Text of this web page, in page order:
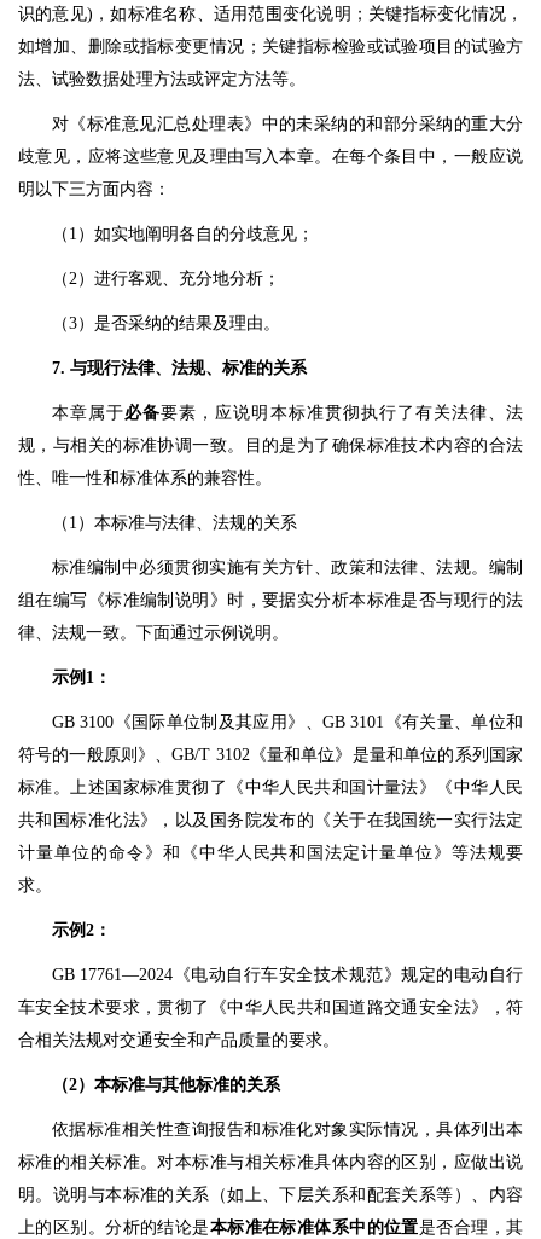
识的意见)，如标准名称、适用范围变化说明；关键指标变化情况，
如增加、删除或指标变更情况；关键指标检验或试验项目的试验方
法、试验数据处理方法或评定方法等。
对《标准意见汇总处理表》中的未采纳的和部分采纳的重大分
歧意见，应将这些意见及理由写入本章。在每个条目中，一般应说
明以下三方面内容：
（1）如实地阐明各自的分歧意见；
（2）进行客观、充分地分析；
（3）是否采纳的结果及理由。
7. 与现行法律、法规、标准的关系
本章属于必备要素，应说明本标准贯彻执行了有关法律、法
规，与相关的标准协调一致。目的是为了确保标准技术内容的合法
性、唯一性和标准体系的兼容性。
（1）本标准与法律、法规的关系
标准编制中必须贯彻实施有关方针、政策和法律、法规。编制
组在编写《标准编制说明》时，要据实分析本标准是否与现行的法
律、法规一致。下面通过示例说明。
示例1：
GB 3100《国际单位制及其应用》、GB 3101《有关量、单位和
符号的一般原则》、GB/T 3102《量和单位》是量和单位的系列国家
标准。上述国家标准贯彻了《中华人民共和国计量法》《中华人民
共和国标准化法》，以及国务院发布的《关于在我国统一实行法定
计量单位的命令》和《中华人民共和国法定计量单位》等法规要
求。
示例2：
GB 17761—2024《电动自行车安全技术规范》规定的电动自行
车安全技术要求，贯彻了《中华人民共和国道路交通安全法》，符
合相关法规对交通安全和产品质量的要求。
（2）本标准与其他标准的关系
依据标准相关性查询报告和标准化对象实际情况，具体列出本
标准的相关标准。对本标准与相关标准具体内容的区别，应做出说
明。说明与本标准的关系（如上、下层关系和配套关系等）、内容
上的区别。分析的结论是本标准在标准体系中的位置是否合理，其